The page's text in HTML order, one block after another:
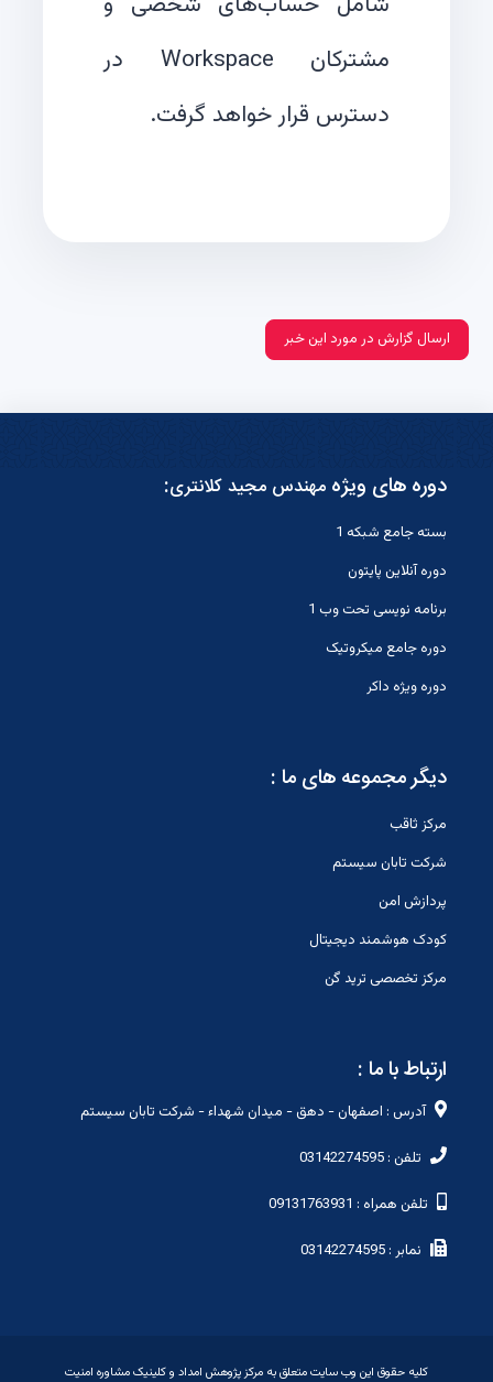
مشترکان Workspace در
دسترس قرار خواهد گرفت.
ارسال گزارش در مورد این خبر
دوره های ویژه مهندس مجید کلانتری:
بسته جامع شبکه 1
دوره آنلاین پایتون
برنامه نویسی تحت وب 1
دوره جامع میکروتیک
دوره ویژه داکر
دیگر مجموعه های ما :
مرکز ثاقب
شرکت تابان سیستم
پردازش امن
کودک هوشمند دیجیتال
مرکز تخصصی ترید گن
ارتباط با ما :
آدرس : اصفهان - دهق - میدان شهداء - شرکت تابان سیستم
تلفن : 03142274595
تلفن همراه : 09131763931
نمابر : 03142274595
کلیه حقوق این وب سایت متعلق به مرکز پژوهش امداد و کلینیک مشاوره امنیت